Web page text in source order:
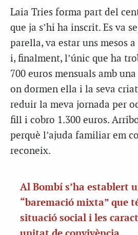
Laia Tries forma part del
que ja s’hi ha inscrit. Es va
parella, va estar uns mesos a
i, finalment, l’únic que ha
700 euros mensuals amb
on dormen ella i la seva
reduir la meva jornada per
fill i cobro 1.300 euros.
perquè l’ajuda familiar em
reconeix.
Al Bombí s’ha establert
“baremació mixta” que
situació social i les